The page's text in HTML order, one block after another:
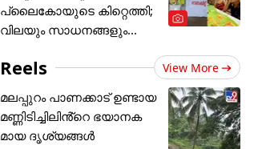
പ്ലൈകോയുടെ കിറ്റെത്തി;
വിലയും സാധനങ്ങളും...
Reels View More
മലപ്പുറം പാണക്കാട് ഉണ്ടായ
മണ്ണിടിച്ചിലിൻ്റെ ഭയാനക
മായ ദൃശ്യങ്ങൾ